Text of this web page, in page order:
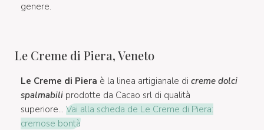
genere.
Le Creme di Piera, Veneto
Le Creme di Piera è la linea artigianale di creme dolci
spalmabili prodotte da Cacao srl di qualità
superiore... Vai alla scheda de Le Creme di Piera:
cremose bontà